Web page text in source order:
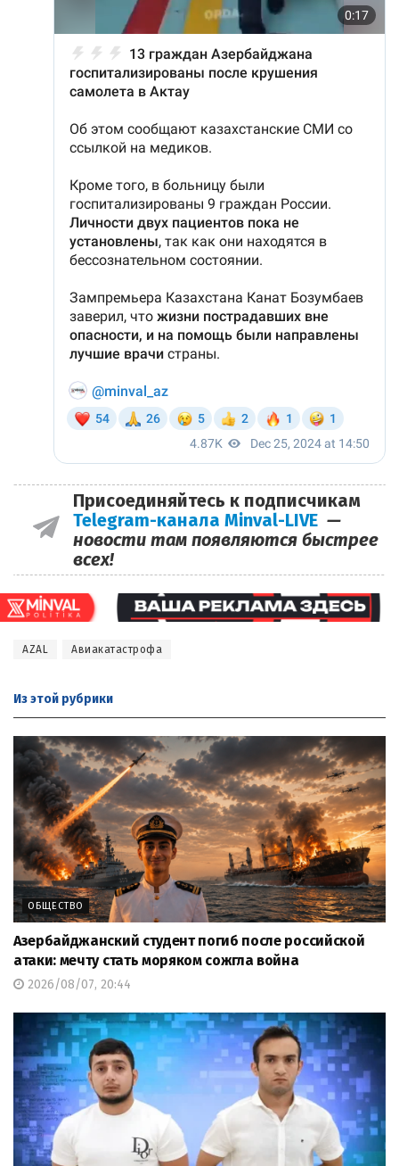
Присоединяйтесь к подписчикам
Telegram-канала Minval-LIVE —
новости там появляются быстрее
всех!
AZAL Авиакатастрофа
Из этой рубрики
ОБЩЕСТВО
Азербайджанский студент погиб после российской
атаки: мечту стать моряком сожгла война
2026/08/07, 20:44